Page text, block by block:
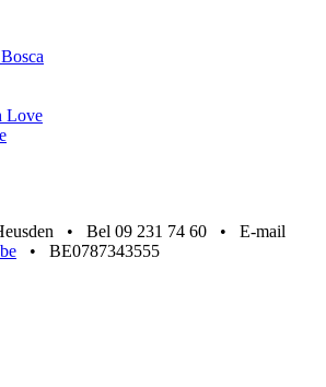
Love
• Bel 09 231 74 60 • E-mail
• BE0787343555